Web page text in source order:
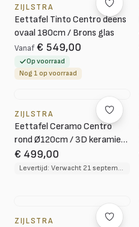
ZIJLSTRA
Eettafel Tinto Centro deens
ovaal 180cm / Brons glas
Vanaf € 549,00
Op voorraad
Nog 1 op voorraad
ZIJLSTRA
Eettafel Ceramo Centro
rond Ø120cm / 3D keramiek
Taj Mahal
€ 499,00
Levertijd: Verwacht 21 september 2026
ZIJLSTRA